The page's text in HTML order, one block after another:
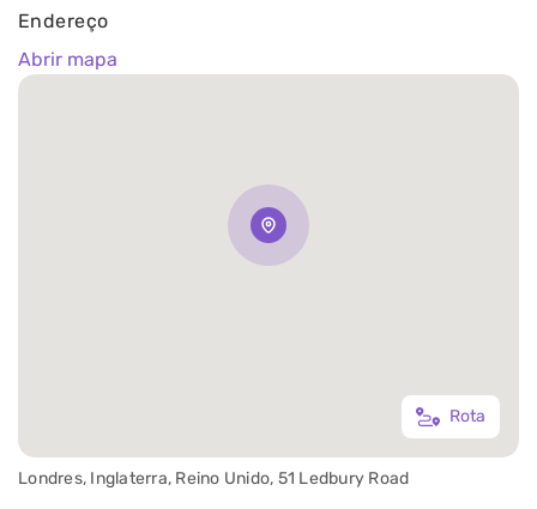
Rota
Londres, Inglaterra, Reino Unido, 51 Ledbury Road
Endereço
Abrir mapa